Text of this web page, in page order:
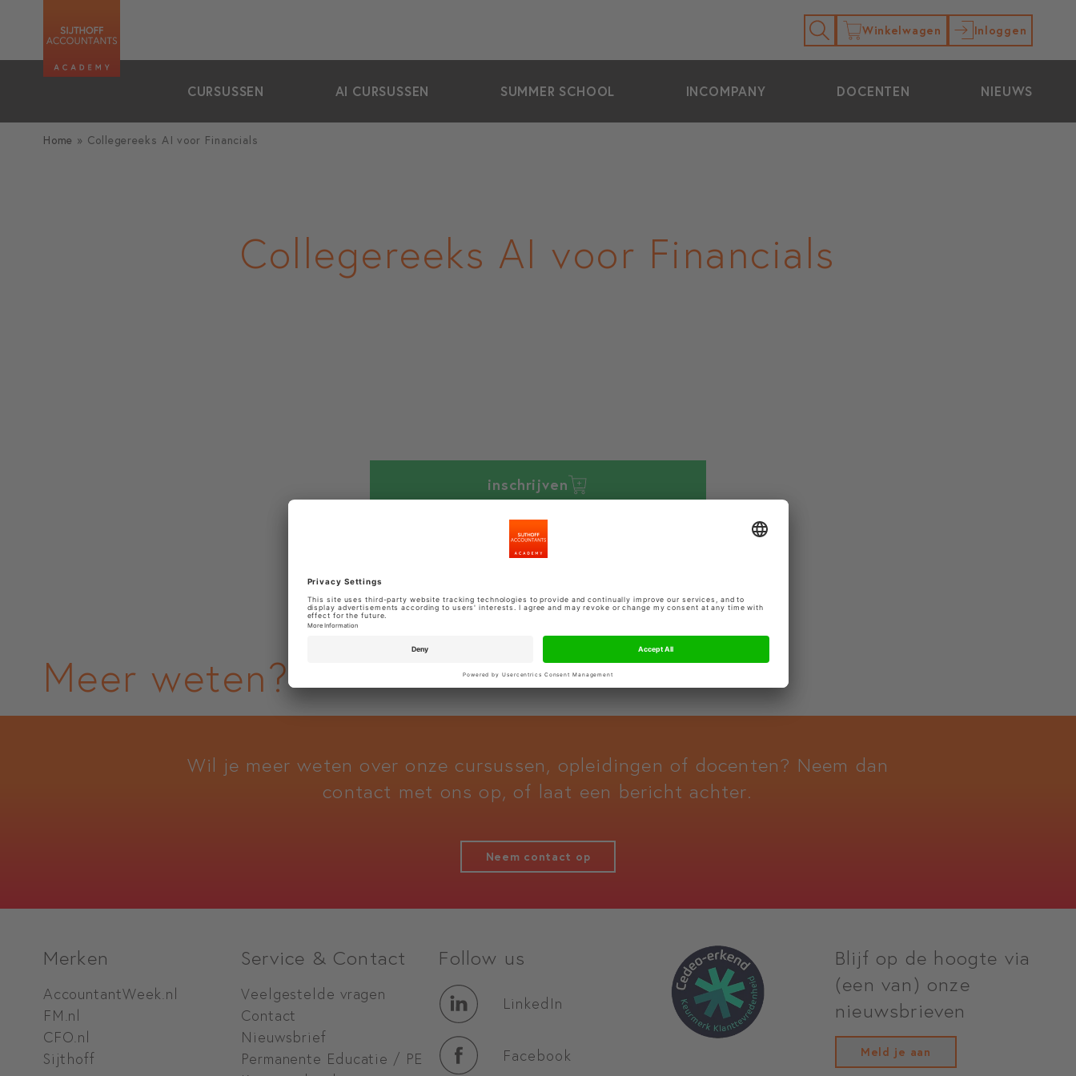
Winkelwagen Inloggen
CURSUSSEN AI CURSUSSEN SUMMER SCHOOL INCOMPANY DOCENTEN NIEUWS
Home » Collegereeks AI voor Financials
Collegereeks AI voor Financials
inschrijven
Meer weten?
Wil je meer weten over onze cursussen, opleidingen of docenten? Neem dan
contact met ons op, of laat een bericht achter.
Neem contact op
Merken
AccountantWeek.nl
FM.nl
CFO.nl
Sijthoff
Service & Contact
Veelgestelde vragen
Contact
Nieuwsbrief
Permanente Educatie / PE
Follow us
LinkedIn
Facebook
Blijf op de hoogte via
(een van) onze
nieuwsbrieven
Meld je aan